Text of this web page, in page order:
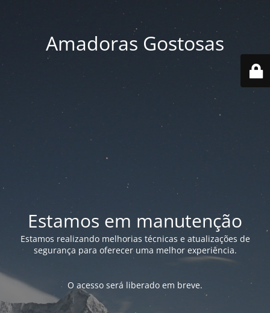
Amadoras Gostosas
Estamos em manutenção
Estamos realizando melhorias técnicas e atualizações de
segurança para oferecer uma melhor experiência.
O acesso será liberado em breve.